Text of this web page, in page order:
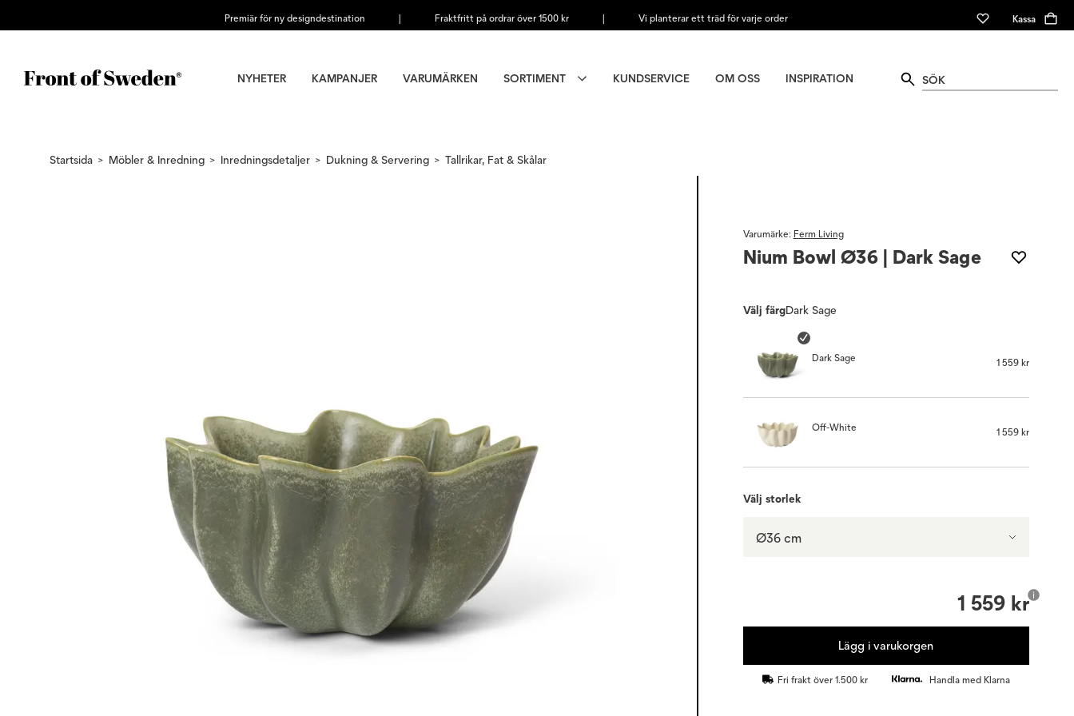
Premiär för ny designdestination | Fraktfritt på ordrar över 1500 kr | Vi planterar ett träd för varje order Kassa
NYHETER KAMPANJER VARUMÄRKEN SORTIMENT KUNDSERVICE OM OSS INSPIRATION
Startsida Möbler & Inredning Inredningsdetaljer Dukning & Servering Tallrikar, Fat & Skålar
Nium Bowl Ø36 | Dark Sage
Varumärke: Ferm Living
Välj färgDark Sage
Dark Sage 1 559 kr
Off-White 1 559 kr
Välj storlek
Ø36 cm
1 559 kr
Lägg i varukorgen
Fri frakt över 1.500 kr Handla med Klarna